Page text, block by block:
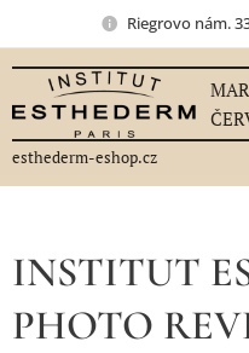
Riegrovo nám.
esthederm-eshop.cz
INSTITUT
PHOTO